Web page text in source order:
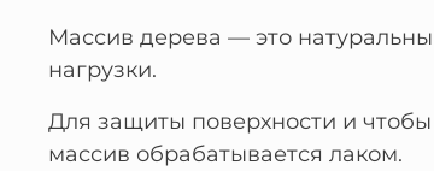
Массив дерева — это
нагрузки.
Для защиты поверхности и
массив обрабатывается лаком.